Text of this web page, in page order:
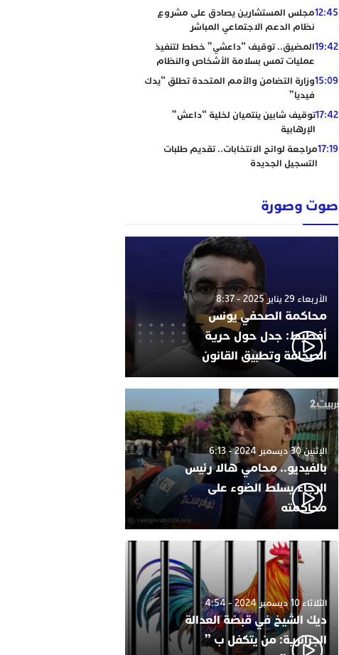
12:45مجلس المستشارين يصادق على مشروع
نظام الدعم الاجتماعي المباشر
19:42المضيق.. توقيف “داعشي” خطط لتنفيذ
عمليات تمس بسلامة الأشخاص والنظام
15:09وزارة التضامن والأمم المتحدة تطلق “يدك
فيديا”
17:42توقيف شابين ينتميان لخلية “داعش”
الإرهابية
17:19مراجعة لوائح الانتخابات.. تقديم طلبات
التسجيل الجديدة
صوت وصورة
الأربعاء 29 يناير 2025 - 8:37
محاكمة الصحفي يونس
أفطيط: جدل حول حرية
الصحافة وتطبيق القانون
الإثنين 30 ديسمبر 2024 - 6:13
بالفيديو.. محامي هالا رئيس
الرجاء يسلط الضوء على
محاكمته
الثلاثاء 10 ديسمبر 2024 - 4:54
ديك الشيخ في قبضة العدالة
الجزائرية: من يتكفل ب ”